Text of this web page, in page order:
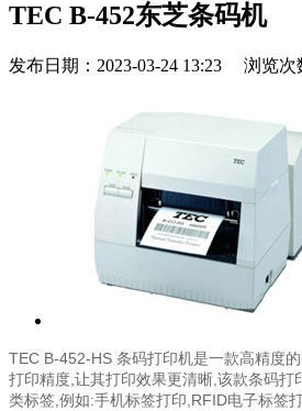
TEC B-452东芝条码机
发布日期：2023-03-24 13:23 浏览次
TEC B-452-HS 条码打印机是一款高精度
打印精度,让其打印效果更清晰,该款条码打
类标签,例如:手机标签打印,RFID电子标签